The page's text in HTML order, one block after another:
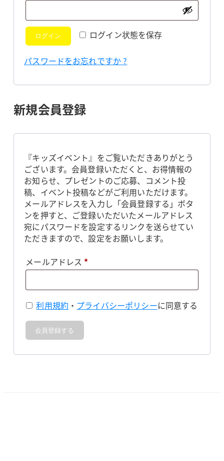
ログイン状態を保存
ログイン
パスワードをお忘れですか ?
新規会員登録
『キッズイベント』をご覧いただきありがとう
ございます。会員登録いただくと、お得情報の
お知らせ、プレゼントのご応募、コメント投
稿、イベント投稿などがご利用いただけます。
メールアドレスを入力し「会員登録する」ボタ
ンを押すと、ご登録いただいたメールアドレス
宛にパスワードを設定するリンクを送らせてい
ただきますので、設定をお願いします。
メールアドレス *必
利用規約 ・ プライバシーポリシーに同意する
会員登録する